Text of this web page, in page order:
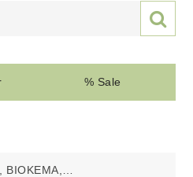

% Sale